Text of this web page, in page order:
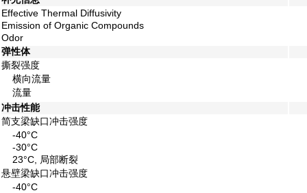
Effective Thermal Diffusivity
Emission of Organic Compounds
Odor
弹性体
撕裂强度
横向流量
流量
冲击性能
简支梁缺口冲击强度
-40°C
-30°C
23°C, 局部断裂
悬壁梁缺口冲击强度
-40°C